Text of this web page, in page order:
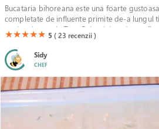
Bucataria bihoreana este una foarte
completate de influente primite de-a lungul
conlocuitoare. In Tara Beiusului, unde se afla
oamenii locului sunt gazde primitoare si
trebuie neaparat sa incerci o placinta de
din Bihor, cu umplutura din cartofi si branza
multe nunti din Bihor veti gasi aceasta
cea mai buna (asta nu inseamna ca rece nu
gustoasa)!
(*)
★(*)
★(*)
★(*)
★(*)
★ 5 ( 23 recenzii )
Sidy
CHEF